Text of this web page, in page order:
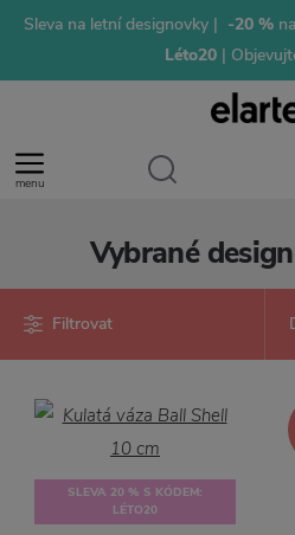
Sleva na letní designovky | -20 %
Léto20 |
menu
Vybrané
Filtrovat
SLEVA 20 % S KÓDEM:
LÉTO20